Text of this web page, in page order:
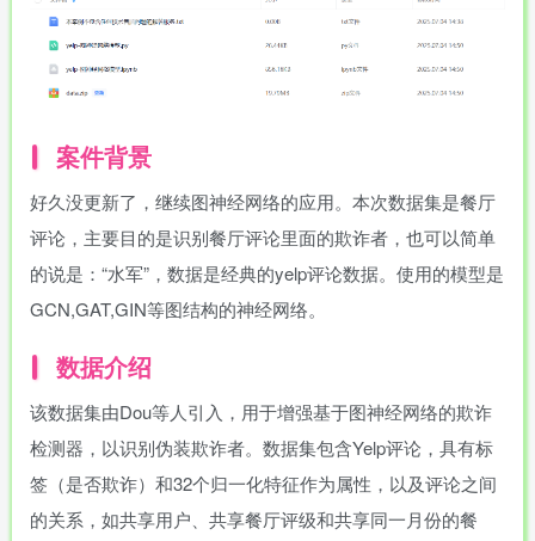
案件背景
好久没更新了，继续图神经网络的应用。本次数据集是餐厅
评论，主要目的是识别餐厅评论里面的欺诈者，也可以简单
的说是：“水军”，数据是经典的yelp评论数据。使用的模型是
GCN,GAT,GIN等图结构的神经网络。
数据介绍
该数据集由Dou等人引入，用于增强基于图神经网络的欺诈
检测器，以识别伪装欺诈者。数据集包含Yelp评论，具有标
签（是否欺诈）和32个归一化特征作为属性，以及评论之间
的关系，如共享用户、共享餐厅评级和共享同一月份的餐